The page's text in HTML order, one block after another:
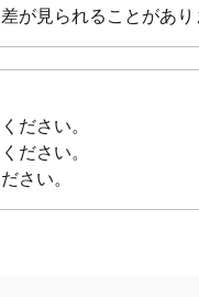
が見られることがあ
ださい。
ださい。
さい。